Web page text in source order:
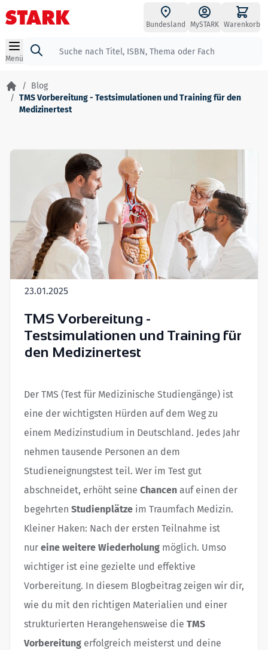
Zum Inhalt springen
Bundesland MySTARK Warenkorb
Menü
Suche
/ Blog
/ TMS Vorbereitung - Testsimulationen und Training für den
Medizinertest
23.01.2025
TMS Vorbereitung -
Testsimulationen und Training für
den Medizinertest
Der TMS (Test für Medizinische Studiengänge) ist
eine der wichtigsten Hürden auf dem Weg zu
einem Medizinstudium in Deutschland. Jedes Jahr
nehmen tausende Personen an dem
Studieneignungstest teil. Wer im Test gut
abschneidet, erhöht seine Chancen auf einen der
begehrten Studienplätze im Traumfach Medizin.
Kleiner Haken: Nach der ersten Teilnahme ist
nur eine weitere Wiederholung möglich. Umso
wichtiger ist eine gezielte und effektive
Vorbereitung. In diesem Blogbeitrag zeigen wir dir,
wie du mit den richtigen Materialien und einer
strukturierten Herangehensweise die TMS
Vorbereitung erfolgreich meisterst und deine